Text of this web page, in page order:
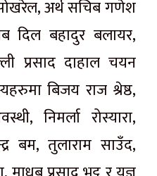
अर्थ सचिब गणेश
दिल बहादुर बलायर,
प्रसाद दाहाल चयन
बिजय राज श्रेष्ठ,
निमर्ला रोस्यारा,
बम, तुलाराम साउँद,